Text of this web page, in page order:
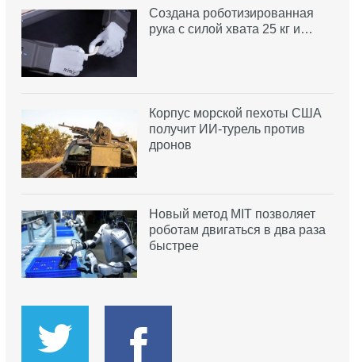
Создана роботизированная
рука с силой хвата 25 кг и…
Корпус морской пехоты США
получит ИИ-турель против
дронов
Новый метод MIT позволяет
роботам двигаться в два раза
быстрее